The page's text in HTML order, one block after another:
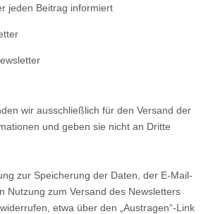
jeden Beitrag informiert
wir ausschließlich für den Versand der
und geben sie nicht an Dritte
zur Speicherung der Daten, der E-Mail-
Nutzung zum Versand des Newsletters
etwa über den „Austragen“-Link